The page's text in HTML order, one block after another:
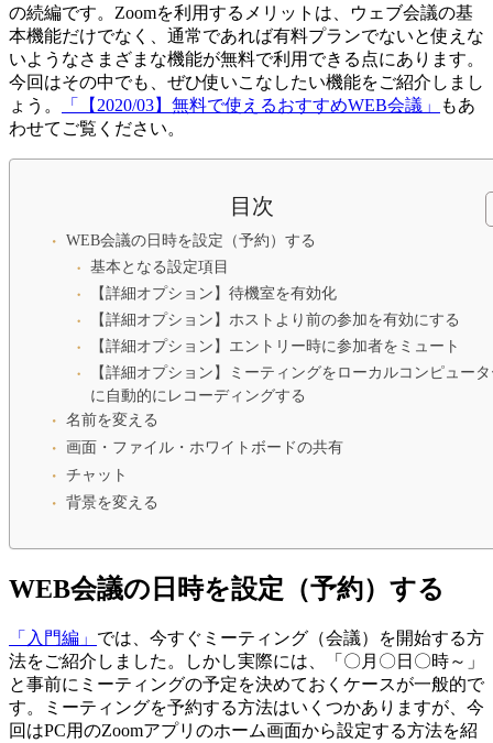
の続編です。Zoomを利用するメリットは、ウェブ会議の基
本機能だけでなく、通常であれば有料プランでないと使えな
いようなさまざまな機能が無料で利用できる点にあります。
今回はその中でも、ぜひ使いこなしたい機能をご紹介しまし
ょう。
「【2020/03】無料で使えるおすすめWEB会議」
もあ
わせてご覧ください。
目次
WEB会議の日時を設定（予約）する
基本となる設定項目
【詳細オプション】待機室を有効化
【詳細オプション】ホストより前の参加を有効にする
【詳細オプション】エントリー時に参加者をミュート
【詳細オプション】ミーティングをローカルコンピュー
に自動的にレコーディングする
名前を変える
画面・ファイル・ホワイトボードの共有
チャット
背景を変える
WEB会議の日時を設定（予約）する
「入門編」 では、今すぐミーティング（会議）を開始する方
法をご紹介しました。しかし実際には、「〇月〇日〇時～」
と事前にミーティングの予定を決めておくケースが一般的で
す。ミーティングを予約する方法はいくつかありますが、今
回はPC用のZoomアプリのホーム画面から設定する方法を紹